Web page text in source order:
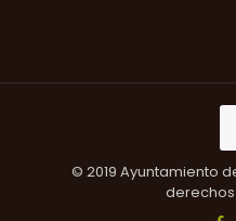
© 2019 Ayuntamiento